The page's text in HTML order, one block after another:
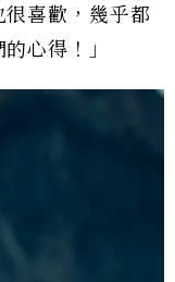
喜歡，幾乎都
心得！」